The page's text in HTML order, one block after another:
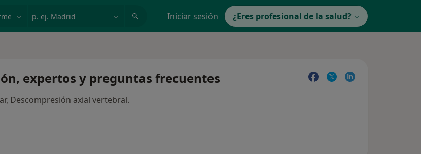
Iniciar sesión ¿Eres profesional de la salud?
expertos y preguntas frecuentes
Descompresión axial vertebral.